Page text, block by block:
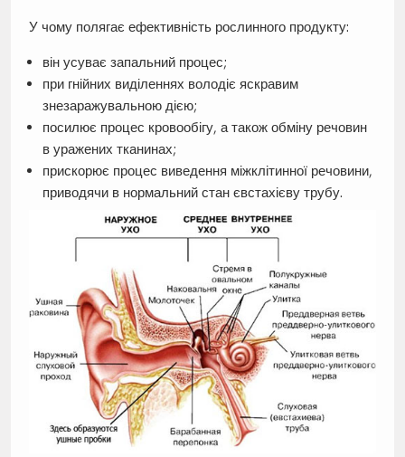
У чому полягає ефективність рослинного продукту:
він усуває запальний процес;
при гнійних виділеннях володіє яскравим
знезаражувальною дією;
посилює процес кровообігу, а також обміну речовин
в уражених тканинах;
прискорює процес виведення міжклітинної речовини,
приводячи в нормальний стан євстахієву трубу.